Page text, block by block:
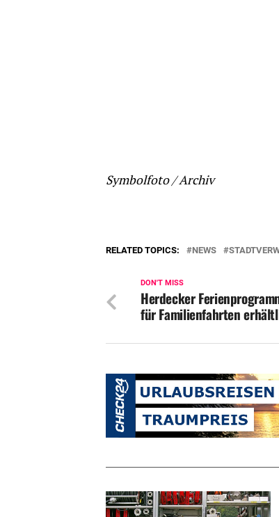
Symbolfoto / Archiv
RELATED TOPICS: NEWS
DON'T MISS
Herdecker
für Familienfahrten